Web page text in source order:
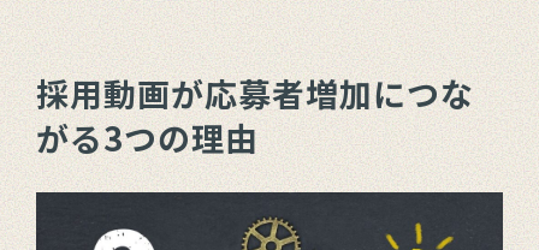
採用動画が応募者増加につな
がる3つの理由